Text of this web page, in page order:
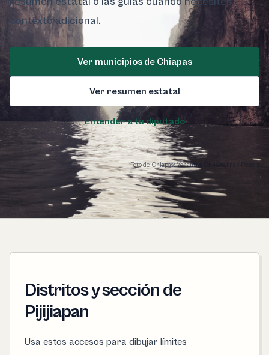
contexto adicional.
Ver municipios de Chiapas
Ver resumen estatal
Entender a tu diputado
Foto de Chiapas:Yohantha Gunawarna / Pexels
Distritos y sección de
Pijijiapan
Usa estos accesos para dibujar límites